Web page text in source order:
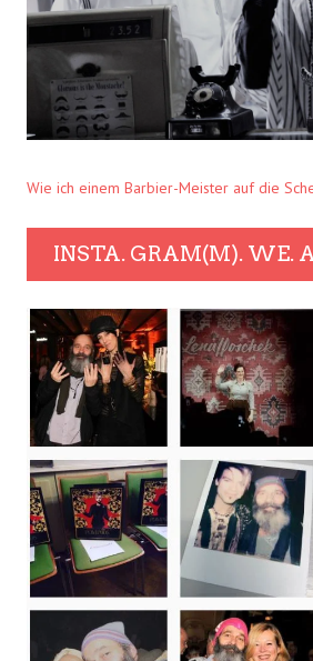
Wie ich einem Barbier-Meister auf die
INSTA. GRAM(M). WE.